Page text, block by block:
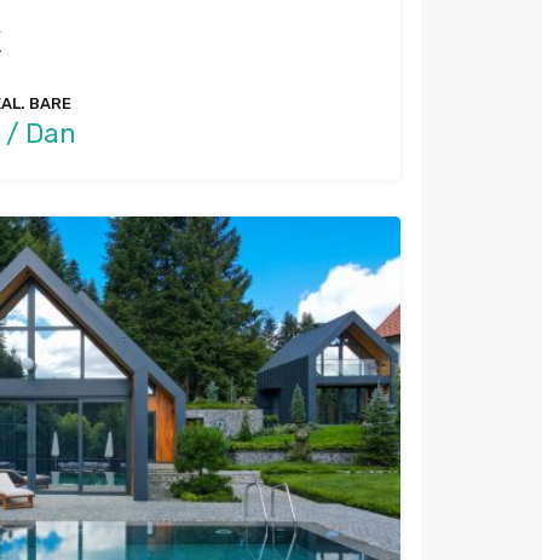
BARE
Dan